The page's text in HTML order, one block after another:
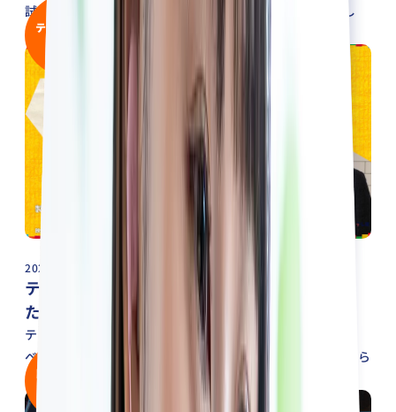
試対策「推薦入試対策オンライン特別講座」を担当しまし
た。400名を超える学生に、ご参加いただきました。
テレビ東京に出
2025/12/06
テレビ東京でもべレクトが取り上げられまし
た！
テレビ東京にて 毎週日曜 夕方5時15分放送の「◆全力イノ
ベーターズ～SDGsに挑むZ世代～」にべレクトが取り上げら
れました。
日本獣医師会で